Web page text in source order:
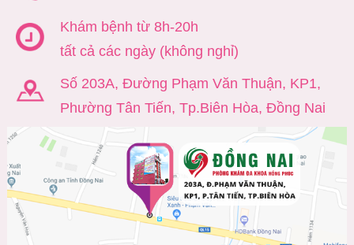
Khám bệnh từ 8h-20h
tất cả các ngày (không nghỉ)
Số 203A, Đường Phạm Văn Thuận, KP1,
Phường Tân Tiến, Tp.Biên Hòa, Đồng Nai